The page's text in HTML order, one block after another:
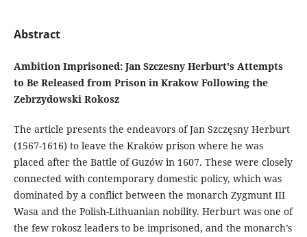
Abstract
Ambition Imprisoned: Jan Szczesny Herburt's Attempts
to Be Released from Prison in Krakow Following the
Zebrzydowski Rokosz
The article presents the endeavors of Jan Szczęsny Herburt
(1567-1616) to leave the Kraków prison where he was
placed after the Battle of Guzów in 1607. These were closely
connected with contemporary domestic policy, which was
dominated by a conflict between the monarch Zygmunt III
Wasa and the Polish-Lithuanian nobility. Herburt was one of
the few rokosz leaders to be imprisoned, and the monarch’s